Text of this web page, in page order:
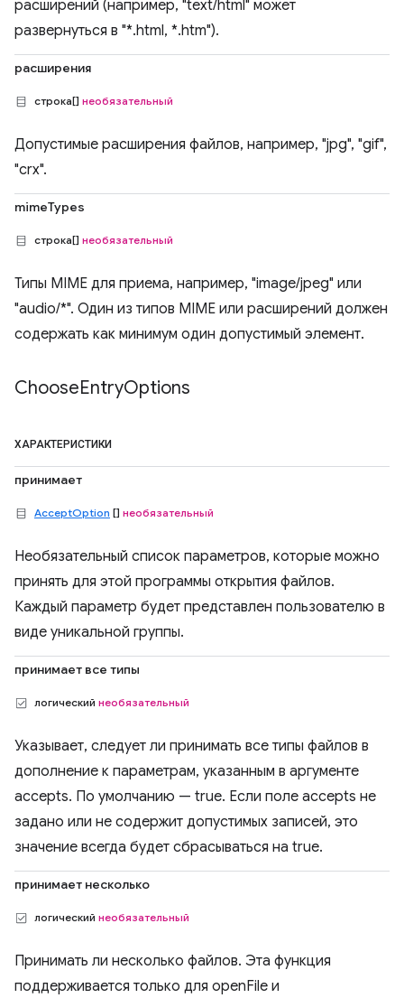
расширений (например, "text/html" может
развернуться в "*.html, *.htm").
расширения
строка[] необязательный
Допустимые расширения файлов, например, "jpg", "gif",
"crx".
mimeTypes
строка[] необязательный
Типы MIME для приема, например, "image/jpeg" или
"audio/*". Один из типов MIME или расширений должен
содержать как минимум один допустимый элемент.
ChooseEntryOptions
ХАРАКТЕРИСТИКИ
принимает
AcceptOption [] необязательный
Необязательный список параметров, которые можно
принять для этой программы открытия файлов.
Каждый параметр будет представлен пользователю в
виде уникальной группы.
принимает все типы
логический необязательный
Указывает, следует ли принимать все типы файлов в
дополнение к параметрам, указанным в аргументе
accepts. По умолчанию — true. Если поле accepts не
задано или не содержит допустимых записей, это
значение всегда будет сбрасываться на true.
принимает несколько
логический необязательный
Принимать ли несколько файлов. Эта функция
поддерживается только для openFile и